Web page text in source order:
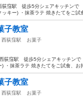
窪駅 徒歩5分シェアキッチンで
ッキー) ・抹茶ラテ 焼きたてをご試
子教室
西荻窪駅
お菓子
窪駅 徒歩5分シェアキッチンで
・抹茶ラテ 焼きたてをご試食、お
子教室
西荻窪駅
お菓子